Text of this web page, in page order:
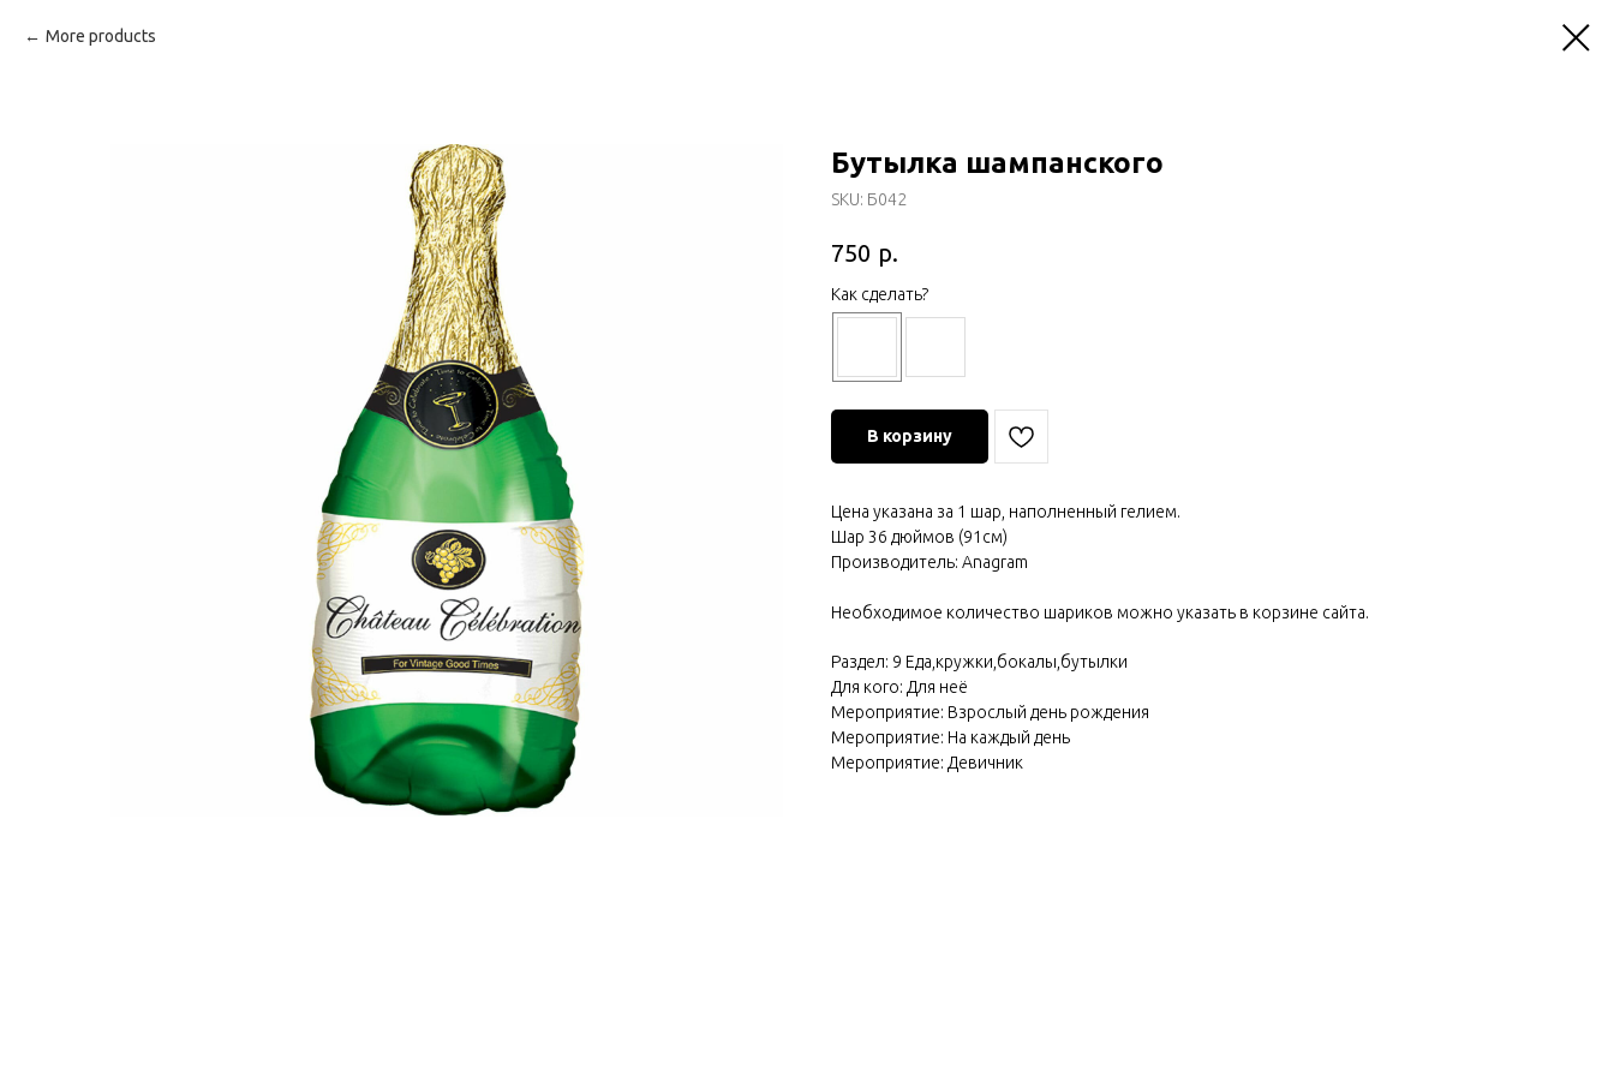
More products
Бутылка шампанского
SKU: Б042
750 р.
Как сделать?
В корзину
Цена указана за 1 шар, наполненный гелием.
Шар 36 дюймов (91см)
Производитель: Anagram
Необходимое количество шариков можно указать в корзине сайта.
Раздел: 9 Еда,кружки,бокалы,бутылки
Для кого: Для неё
Мероприятие: Взрослый день рождения
Мероприятие: На каждый день
Мероприятие: Девичник